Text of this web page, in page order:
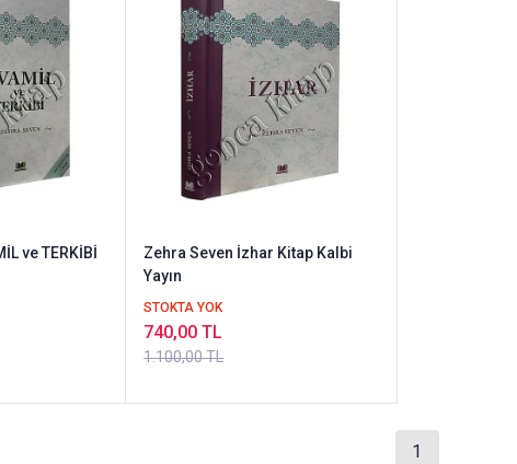
ve TERKİBİ
Zehra Seven İzhar Kitap Kalbi
Yayın
STOKTA YOK
1.100,00 TL
740,00 TL
1